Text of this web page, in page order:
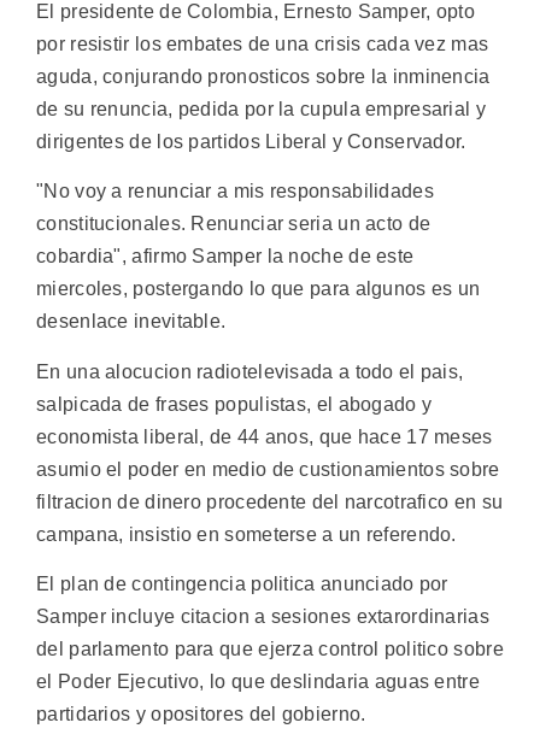
El presidente de Colombia, Ernesto Samper, opto
por resistir los embates de una crisis cada vez mas
aguda, conjurando pronosticos sobre la inminencia
de su renuncia, pedida por la cupula empresarial y
dirigentes de los partidos Liberal y Conservador.
"No voy a renunciar a mis responsabilidades
constitucionales. Renunciar seria un acto de
cobardia", afirmo Samper la noche de este
miercoles, postergando lo que para algunos es un
desenlace inevitable.
En una alocucion radiotelevisada a todo el pais,
salpicada de frases populistas, el abogado y
economista liberal, de 44 anos, que hace 17 meses
asumio el poder en medio de custionamientos sobre
filtracion de dinero procedente del narcotrafico en su
campana, insistio en someterse a un referendo.
El plan de contingencia politica anunciado por
Samper incluye citacion a sesiones extarordinarias
del parlamento para que ejerza control politico sobre
el Poder Ejecutivo, lo que deslindaria aguas entre
partidarios y opositores del gobierno.